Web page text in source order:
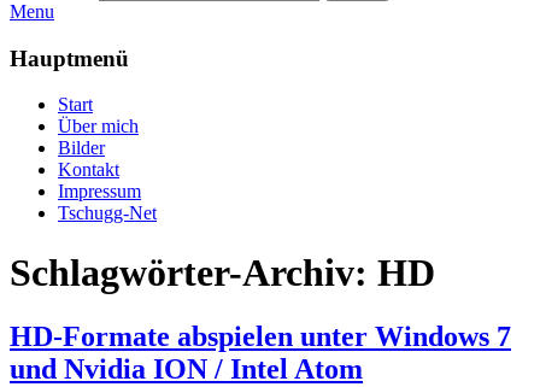
Menu
Hauptmenü
Start
Über mich
Bilder
Kontakt
Impressum
Tschugg-Net
Schlagwörter-Archiv: HD
HD-Formate abspielen unter Windows 7
und Nvidia ION / Intel Atom